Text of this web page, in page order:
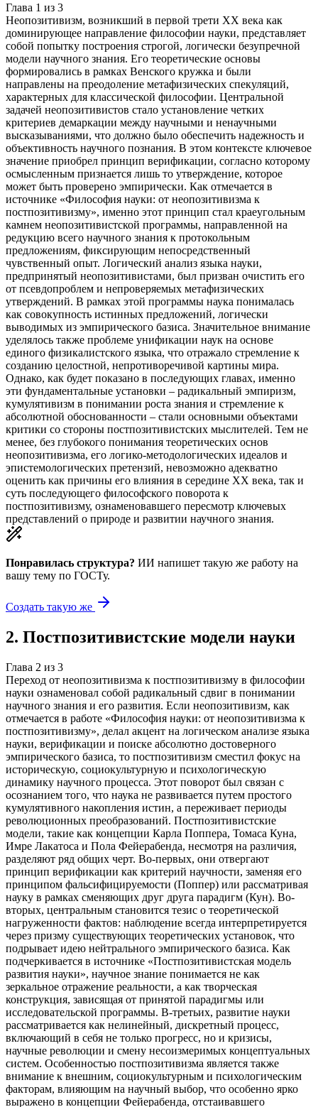
Глава 1 из 3
Неопозитивизм, возникший в первой трети XX века как
доминирующее направление философии науки, представляет
собой попытку построения строгой, логически безупречной
модели научного знания. Его теоретические основы
формировались в рамках Венского кружка и были
направлены на преодоление метафизических спекуляций,
характерных для классической философии. Центральной
задачей неопозитивистов стало установление четких
критериев демаркации между научными и ненаучными
высказываниями, что должно было обеспечить надежность и
объективность научного познания. В этом контексте ключевое
значение приобрел принцип верификации, согласно которому
осмысленным признается лишь то утверждение, которое
может быть проверено эмпирически. Как отмечается в
источнике «Философия науки: от неопозитивизма к
постпозитивизму», именно этот принцип стал краеугольным
камнем неопозитивистской программы, направленной на
редукцию всего научного знания к протокольным
предложениям, фиксирующим непосредственный
чувственный опыт. Логический анализ языка науки,
предпринятый неопозитивистами, был призван очистить его
от псевдопроблем и непроверяемых метафизических
утверждений. В рамках этой программы наука понималась
как совокупность истинных предложений, логически
выводимых из эмпирического базиса. Значительное внимание
уделялось также проблеме унификации наук на основе
единого физикалистского языка, что отражало стремление к
созданию целостной, непротиворечивой картины мира.
Однако, как будет показано в последующих главах, именно
эти фундаментальные установки – радикальный эмпиризм,
кумулятивизм в понимании роста знания и стремление к
абсолютной обоснованности – стали основными объектами
критики со стороны постпозитивистских мыслителей. Тем не
менее, без глубокого понимания теоретических основ
неопозитивизма, его логико-методологических идеалов и
эпистемологических претензий, невозможно адекватно
оценить как причины его влияния в середине XX века, так и
суть последующего философского поворота к
постпозитивизму, ознаменовавшего пересмотр ключевых
представлений о природе и развитии научного знания.
Понравилась структура? ИИ напишет такую же работу на
вашу тему по ГОСТу.
Создать такую же
2. Постпозитивистские модели науки
Глава 2 из 3
Переход от неопозитивизма к постпозитивизму в философии
науки ознаменовал собой радикальный сдвиг в понимании
научного знания и его развития. Если неопозитивизм, как
отмечается в работе «Философия науки: от неопозитивизма к
постпозитивизму», делал акцент на логическом анализе языка
науки, верификации и поиске абсолютно достоверного
эмпирического базиса, то постпозитивизм сместил фокус на
историческую, социокультурную и психологическую
динамику научного процесса. Этот поворот был связан с
осознанием того, что наука не развивается путем простого
кумулятивного накопления истин, а переживает периоды
революционных преобразований. Постпозитивистские
модели, такие как концепции Карла Поппера, Томаса Куна,
Имре Лакатоса и Пола Фейерабенда, несмотря на различия,
разделяют ряд общих черт. Во-первых, они отвергают
принцип верификации как критерий научности, заменяя его
принципом фальсифицируемости (Поппер) или рассматривая
науку в рамках сменяющих друг друга парадигм (Кун). Во-
вторых, центральным становится тезис о теоретической
нагруженности фактов: наблюдение всегда интерпретируется
через призму существующих теоретических установок, что
подрывает идею нейтрального эмпирического базиса. Как
подчеркивается в источнике «Постпозитивистская модель
развития науки», научное знание понимается не как
зеркальное отражение реальности, а как творческая
конструкция, зависящая от принятой парадигмы или
исследовательской программы. В-третьих, развитие науки
рассматривается как нелинейный, дискретный процесс,
включающий в себя не только прогресс, но и кризисы,
научные революции и смену несоизмеримых концептуальных
систем. Особенностью постпозитивизма является также
внимание к внешним, социокультурным и психологическим
факторам, влияющим на научный выбор, что особенно ярко
выражено в концепции Фейерабенда, отстаивавшего